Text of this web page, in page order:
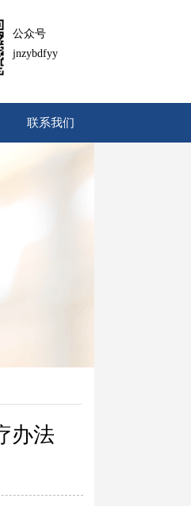
公众号
jnzybdfyy
联系我们
办法